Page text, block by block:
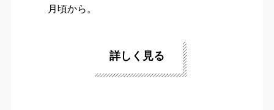
月頃から。
詳しく見る